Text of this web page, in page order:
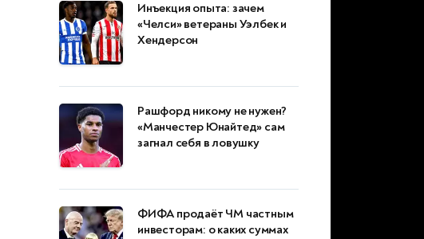
Инъекция опыта: зачем
«Челси» ветераны Уэлбек и
Хендерсон
Рашфорд никому не нужен?
«Манчестер Юнайтед» сам
загнал себя в ловушку
ФИФА продаёт ЧМ частным
инвесторам: о каких суммах